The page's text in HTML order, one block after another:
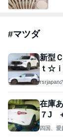
#マツダ
新型
ｔ☆
rsrjapan
在庫
７J
四国、